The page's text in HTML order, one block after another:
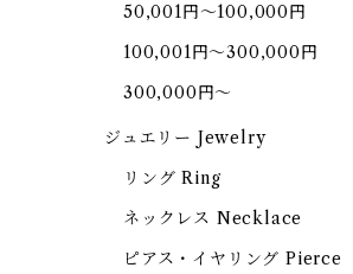
50,001円～100,000円
100,001円～300,000円
300,000円～
ジュエリー Jewelry
リング Ring
ネックレス Necklace
ピアス・イヤリング Pierce